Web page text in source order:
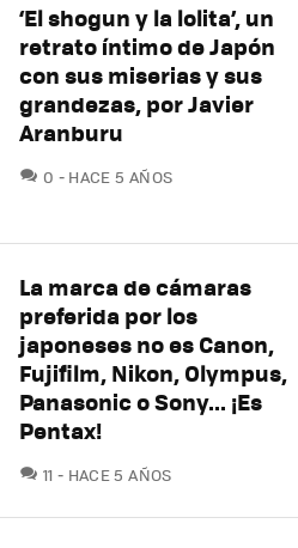
‘El shogun y la lolita’, un
retrato íntimo de Japón
con sus miserias y sus
grandezas, por Javier
Aranburu
0 COMENTARIOS
HACE 5 AÑOS
La marca de cámaras
preferida por los
japoneses no es Canon,
Fujifilm, Nikon, Olympus,
Panasonic o Sony... ¡Es
Pentax!
11 COMENTARIOS
HACE 5 AÑOS